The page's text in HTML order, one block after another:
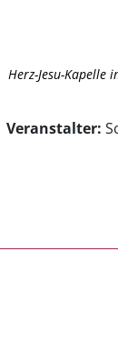
Herz-Jesu-Kapelle
Veranstalter: